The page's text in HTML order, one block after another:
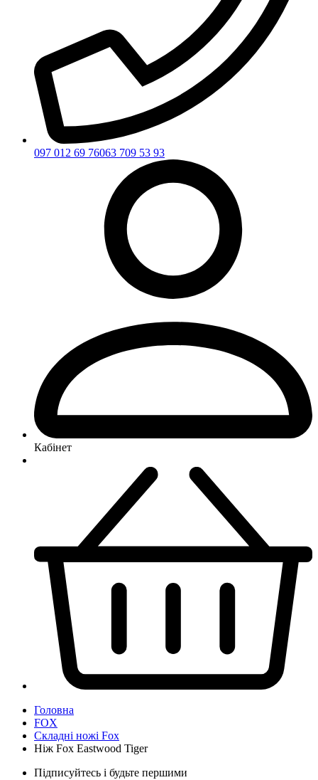
097 012 69 76063 709 53 93
Кабінет
Головна
FOX
Складні ножі Fox
Ніж Fox Eastwood Tiger
Підписуйтесь і будьте першими